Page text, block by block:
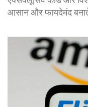
आसान और फायदेमंद